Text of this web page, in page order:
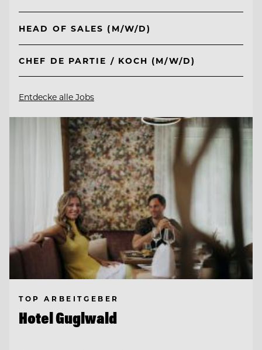
HEAD OF SALES (M/W/D)
CHEF DE PARTIE / KOCH (M/W/D)
Entdecke alle Jobs
TOP ARBEITGEBER
Hotel Guglwald